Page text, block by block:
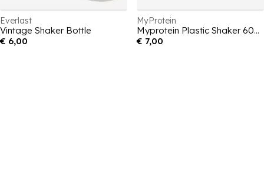
Everlast
Vintage Shaker Bottle
€ 6,00
MyProtein
Myprotein Plastic Shaker 600ml
€ 7,00